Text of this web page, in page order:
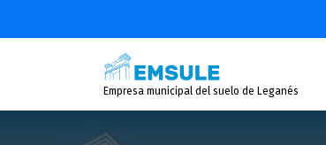
Empresa municipal del suelo de Leganés